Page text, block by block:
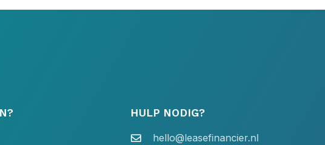
HULP NODIG?
hello@leasefinancier.nl